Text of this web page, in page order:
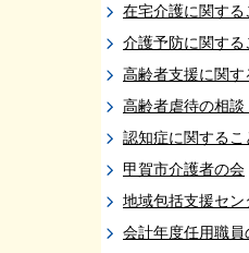
在宅介護に関する
介護予防に関する
高齢者支援に関す
高齢者虐待の相談
認知症に関するこ
甲賀市介護者の会
地域包括支援セン
会計年度任用職員